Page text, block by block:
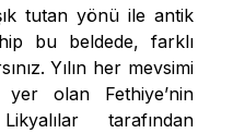
tutan yönü ile antik
bu beldede, farklı
Yılın her mevsimi
olan Fethiye’nin
tarafından